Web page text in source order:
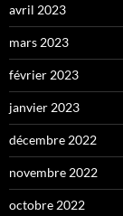
avril 2023
mars 2023
février 2023
janvier 2023
décembre 2022
novembre 2022
octobre 2022